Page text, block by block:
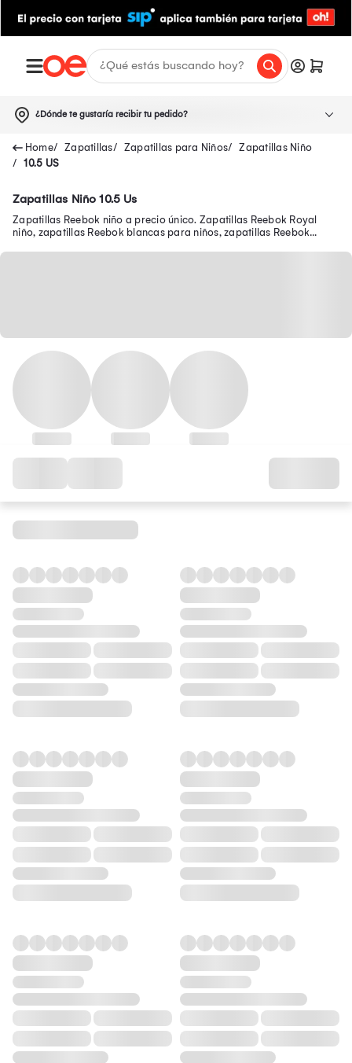
¿Dónde te gustaría recibir tu pedido?
Zapatillas Zapatillas para Niños
Zapatillas Niño
10.5 US
Zapatillas Niño 10.5 Us
Zapatillas Reebok niño a precio único. Zapatillas Reebok Royal
niño, zapatillas Reebok blancas para niños, zapatillas Reebok